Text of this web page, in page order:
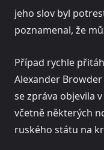
jeho slov byl
poznamenal, že
Případ rychle
Alexander
se zpráva objevila
včetně některých
ruského státu na